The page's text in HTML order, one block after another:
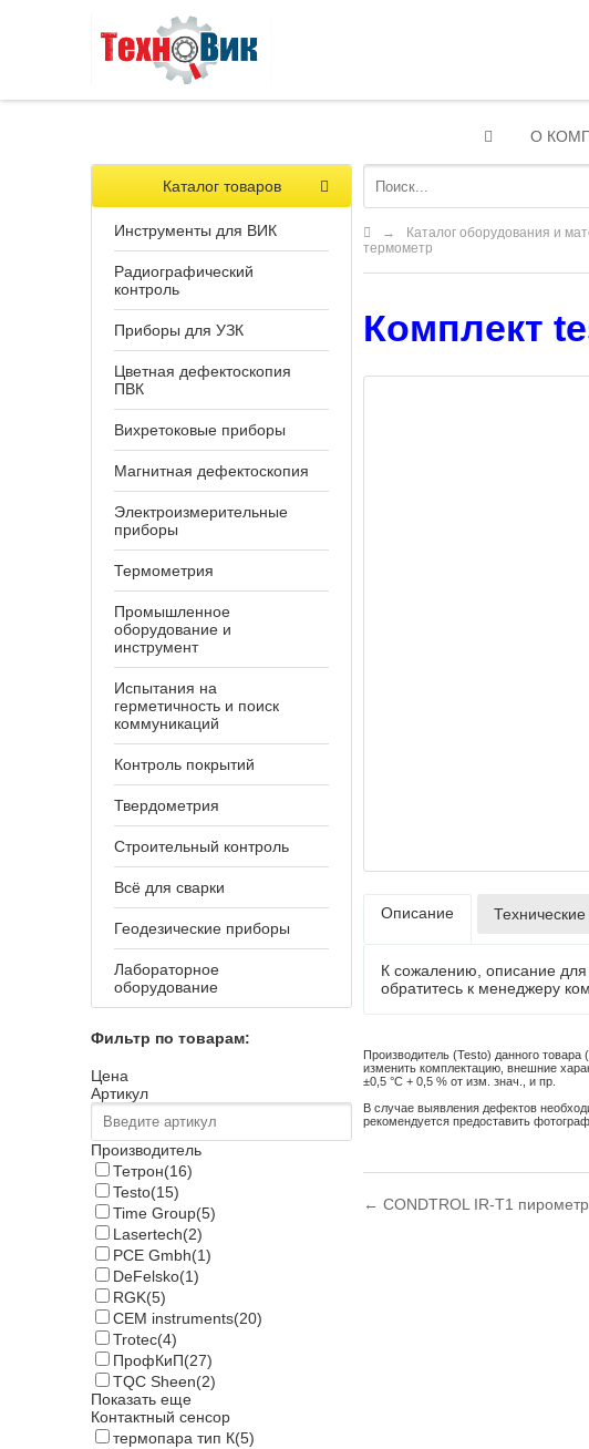
О
Каталог товаров
Инструменты для ВИК
Радиографический
контроль
Приборы для УЗК
Цветная дефектоскопия
ПВК
Вихретоковые приборы
Магнитная дефектоскопия
Электроизмерительные
приборы
Термометрия
Промышленное
оборудование и
инструмент
Испытания на
герметичность и поиск
коммуникаций
Контроль покрытий
Твердометрия
Строительный контроль
Всё для сварки
Геодезические приборы
Лабораторное
оборудование
Фильтр по товарам:
Цена
Артикул
Производитель
Тетрон(16)
Testo(15)
Time Group(5)
Lasertech(2)
PCE Gmbh(1)
DeFelsko(1)
RGK(5)
CEM instruments(20)
Trotec(4)
ПрофКиП(27)
TQC Sheen(2)
Показать еще
Контактный сенсор
термопара тип К(5)
→ Каталог оборудования и
термометр
Комплект
Описание Технические
К сожалению, описание
обратитесь к менеджеру
Производитель (Testo) данного
изменить комплектацию, внешние
±0,5 °C + 0,5 % от изм. знач.
, и пр.
В случае выявления дефектов
рекомендуется предоставить
← CONDTROL IR-T1 пирометр